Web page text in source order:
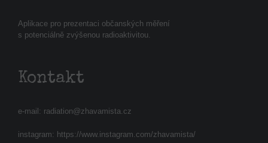
Aplikace pro prezentaci občanských měření
s potenciálně zvýšenou radioaktivitou.
Kontakt
e-mail: radiation@zhavamista.cz
instagram: https://www.instagram.com/zhavamista/